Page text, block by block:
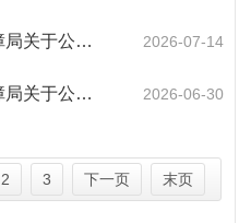
阿坝州人力资源和社会保障局关于公布2026年上半年公开考试招聘中小学教师考试总成绩和体检人员名单的公告 2026-07-14
阿坝州人力资源和社会保障局关于公布阿坝州2026年上半年公开考试招聘事业单位工作人员医疗卫生事业单位岗位考试总成绩和体检人员名单的公告 2026-06-30
2 3 下一页 末页